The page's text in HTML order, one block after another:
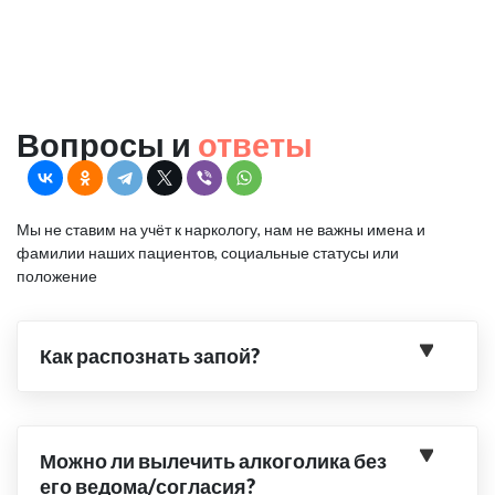
Вопросы и ответы
Мы не ставим на учёт к наркологу, нам не важны имена и
фамилии наших пациентов, социальные статусы или
положение
Как распознать запой?
Можно ли вылечить алкоголика без
его ведома/согласия?